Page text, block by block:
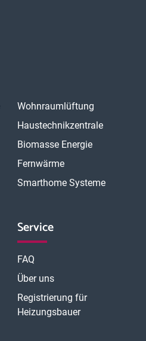
Wohnraumlüftung
Haustechnikzentrale
Biomasse Energie
Fernwärme
Smarthome Systeme
Service
FAQ
Über uns
Registrierung für
Heizungsbauer